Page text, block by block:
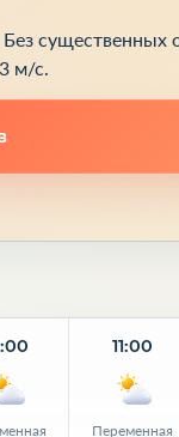
существенных
м/с.
11:00
Переменная